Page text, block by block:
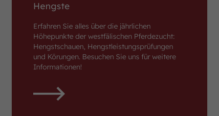
Hengste
Erfahren Sie alles über die jährlichen
Höhepunkte der westfälischen Pferdezucht:
Hengstschauen, Hengstleistungsprüfungen
und Körungen. Besuchen Sie uns für weitere
Informationen!